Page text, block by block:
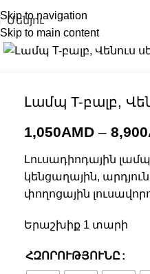
Skip to navigation
Skip to main content
Մենյու
Click to enlarge
Լամպ T-բալբ,
1,050AMD – 8,900
Լուսադիոդային
կենցաղային,
փողոցային
Երաշխիք 1 տարի
ՀԶՈՐՈՒԹՅՈՒՆԸ